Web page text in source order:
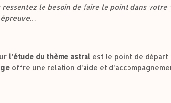
ressentez le besoin de faire le point dans
l’étude du thème astral est le point de
offre une relation d’aide et